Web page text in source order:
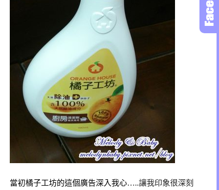
當初橘子工坊的這個廣告深入我心…..讓我印象很深刻